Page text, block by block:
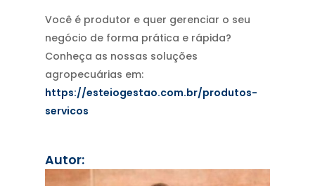
Você é produtor e quer gerenciar o seu
negócio de forma prática e rápida?
Conheça as nossas soluções
agropecuárias em:
https://esteiogestao.com.br/produtos-
servicos
Autor: